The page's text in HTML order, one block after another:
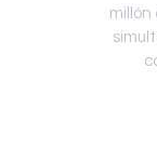
millón